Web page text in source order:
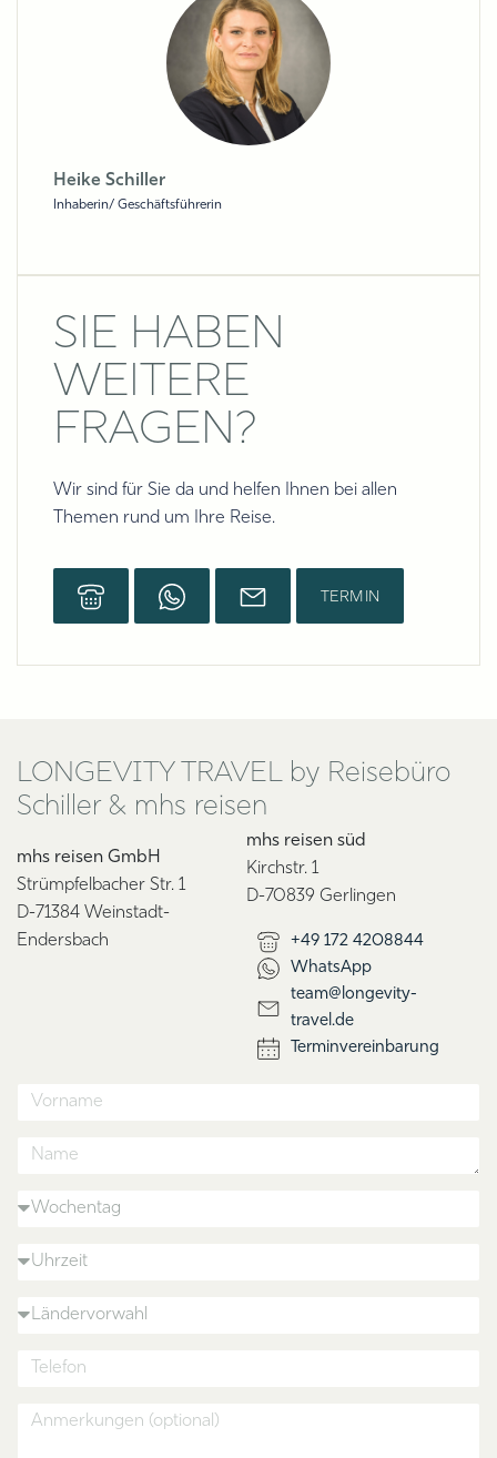
Heike Schiller
Inhaberin/ Geschäftsführerin
SIE HABEN
WEITERE
FRAGEN?
Wir sind für Sie da und helfen Ihnen bei allen
Themen rund um Ihre Reise.
TERMIN
LONGEVITY TRAVEL by Reisebüro
Schiller & mhs reisen
mhs reisen GmbH
Strümpfelbacher Str. 1
D-71384 Weinstadt-
Endersbach
mhs reisen süd
Kirchstr. 1
D-70839 Gerlingen
+49 172 4208844
WhatsApp
team@longevity-
travel.de
Terminvereinbarung